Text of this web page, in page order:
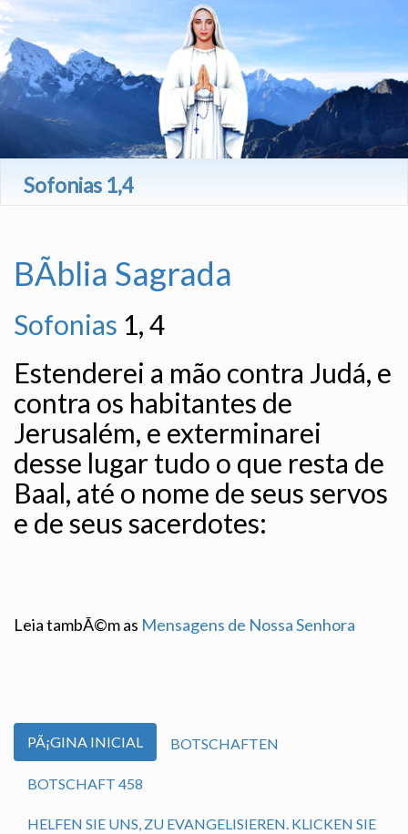
Sofonias 1,4
BÃ­blia Sagrada
Sofonias 1, 4
Estenderei a mão contra Judá, e
contra os habitantes de
Jerusalém, e exterminarei
desse lugar tudo o que resta de
Baal, até o nome de seus servos
e de seus sacerdotes:
Leia tambÃ©m as Mensagens de Nossa Senhora
PÃ¡GINA INICIAL BOTSCHAFTEN
BOTSCHAFT 458
HELFEN SIE UNS, ZU EVANGELISIEREN. KLICKEN SIE